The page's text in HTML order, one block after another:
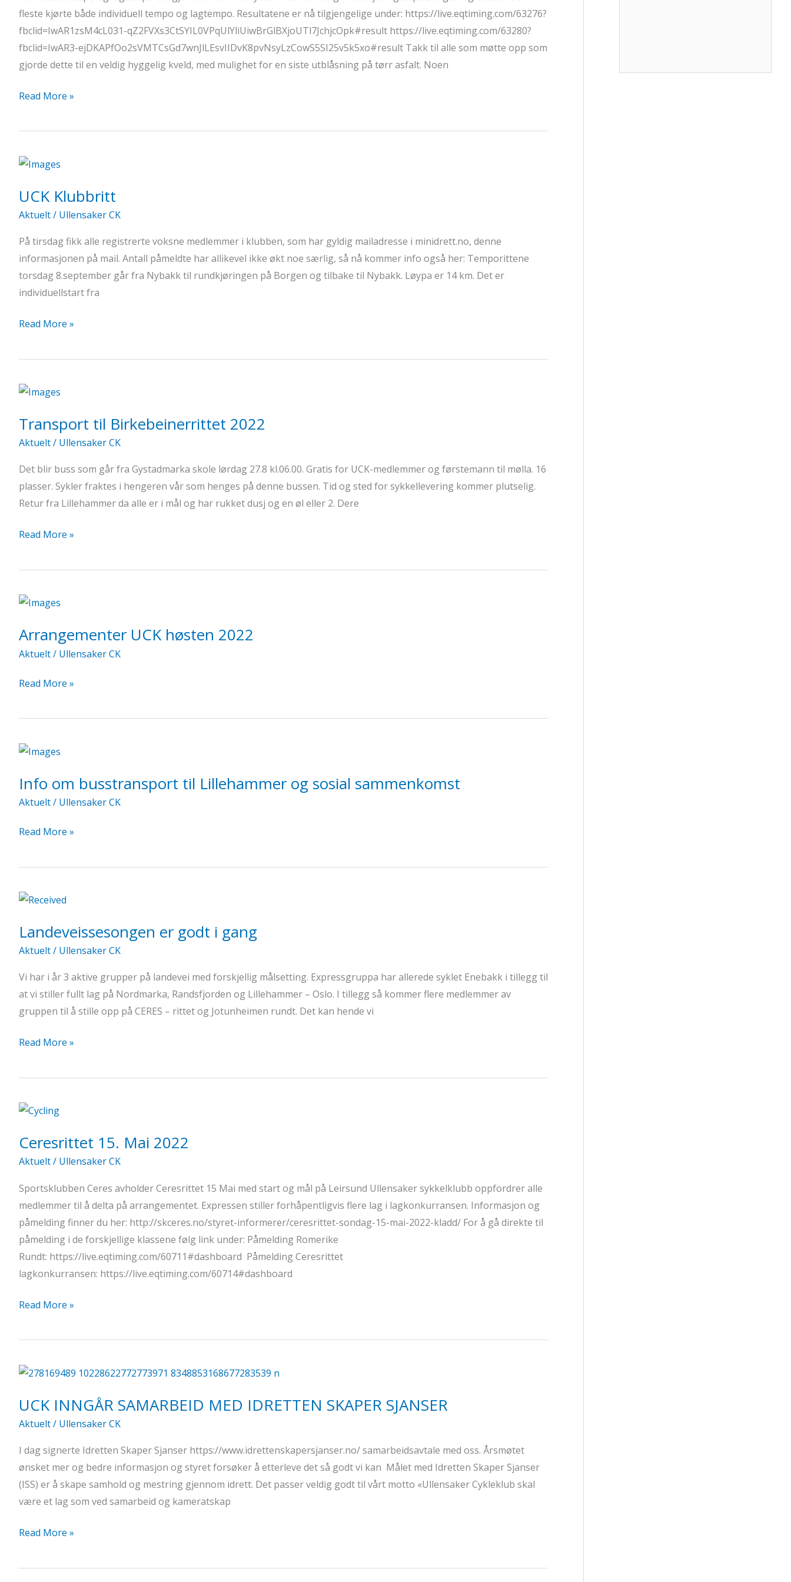
fleste kjørte både individuell tempo og lagtempo. Resultatene er nå tilgjengelige under: https://live.eqtiming.com/63276?
fbclid=IwAR1zsM4cL031-qZ2FVXs3CtSYIL0VPqUlYliUiwBrGlBXjoUTl7JchjcOpk#result https://live.eqtiming.com/63280?
fbclid=IwAR3-ejDKAPfOo2sVMTCsGd7wnJlLEsvIIDvK8pvNsyLzCowS5SI25v5k5xo#result Takk til alle som møtte opp som
gjorde dette til en veldig hyggelig kveld, med mulighet for en siste utblåsning på tørr asfalt. Noen
UCK
2022
Read More »
UCK Klubbritt
Aktuelt/ Ullensaker CK
På tirsdag fikk alle registrerte voksne medlemmer i klubben, som har gyldig mailadresse i minidrett.no, denne
informasjonen på mail. Antall påmeldte har allikevel ikke økt noe særlig, så nå kommer info også her: Temporittene
torsdag 8.september går fra Nybakk til rundkjøringen på Borgen og tilbake til Nybakk. Løypa er 14 km. Det er
individuellstart fra
UCK
Read More »
Transport til Birkebeinerrittet 2022
Aktuelt/ Ullensaker CK
Det blir buss som går fra Gystadmarka skole lørdag 27.8 kl.06.00. Gratis for UCK-medlemmer og førstemann til mølla. 16
plasser. Sykler fraktes i hengeren vår som henges på denne bussen. Tid og sted for sykkellevering kommer plutselig.
Retur fra Lillehammer da alle er i mål og har rukket dusj og en øl eller 2. Dere
Transport
Birkebeinerrittet
Read More »
Arrangementer UCK høsten 2022
Aktuelt/ Ullensaker CK
Arrangementer
høsten
Read More »
Info om busstransport til Lillehammer og sosial sammenkomst
Aktuelt/ Ullensaker CK
Info
busstransport
Lillehammer
sosial
sammenkomst
Read More »
Landeveissesongen er godt i gang
Aktuelt/ Ullensaker CK
Vi har i år 3 aktive grupper på landevei med forskjellig målsetting. Expressgruppa har allerede syklet Enebakk i tillegg til
at vi stiller fullt lag på Nordmarka, Randsfjorden og Lillehammer – Oslo. I tillegg så kommer flere medlemmer av
gruppen til å stille opp på CERES – rittet og Jotunheimen rundt. Det kan hende vi
Landeveissesongen
godt
gang
Read More »
Ceresrittet 15. Mai 2022
Aktuelt/ Ullensaker CK
Sportsklubben Ceres avholder Ceresrittet 15 Mai med start og mål på Leirsund Ullensaker sykkelklubb oppfordrer alle
medlemmer til å delta på arrangementet. Expressen stiller forhåpentligvis flere lag i lagkonkurransen. Informasjon og
påmelding finner du her: http://skceres.no/styret-informerer/ceresrittet-sondag-15-mai-2022-kladd/ For å gå direkte til
påmelding i de forskjellige klassene følg link under: Påmelding Romerike
Rundt: https://live.eqtiming.com/60711#dashboard Påmelding Ceresrittet
lagkonkurransen: https://live.eqtiming.com/60714#dashboard
Ceresrittet
Mai
Read More »
UCK INNGÅR SAMARBEID MED IDRETTEN SKAPER SJANSER
Aktuelt/ Ullensaker CK
I dag signerte Idretten Skaper Sjanser https://www.idrettenskapersjanser.no/ samarbeidsavtale med oss. Årsmøtet
ønsket mer og bedre informasjon og styret forsøker å etterleve det så godt vi kan Målet med Idretten Skaper Sjanser
(ISS) er å skape samhold og mestring gjennom idrett. Det passer veldig godt til vårt motto «Ullensaker Cykleklub skal
være et lag som ved samarbeid og kameratskap
UCK
SAMARBEID
Read More »